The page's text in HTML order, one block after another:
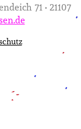
71 • 21107